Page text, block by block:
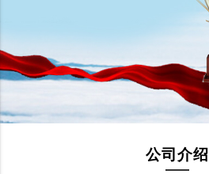
公司介绍